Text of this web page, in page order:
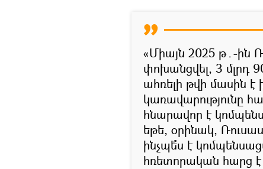
«Միայն 2025 թ․-ին
փոխանցվել, 3 մլրդ
ահռելի թվի մասին
կառավարությունը
հնարավոր է
եթե, օրինակ,
ինչպե՞ս է
հռետորական հարց է